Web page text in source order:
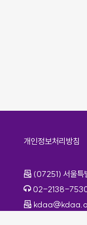
개인정보처리방침
주소
(07251) 서울특
전화번호
02-2138-
이메일